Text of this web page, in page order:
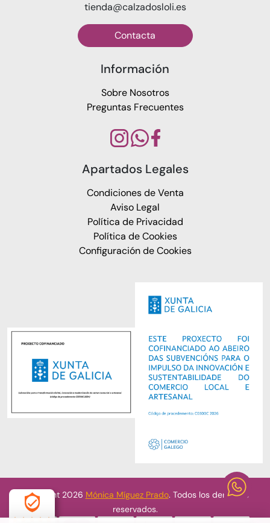
tienda@calzadosloli.es
Contacta
Información
Sobre Nosotros
Preguntas Frecuentes
Apartados Legales
Condiciones de Venta
Aviso Legal
Política de Privacidad
Política de Cookies
Configuración de Cookies
Copyright 2026 Mónica Míguez Prado. Todos los derechos
reservados.